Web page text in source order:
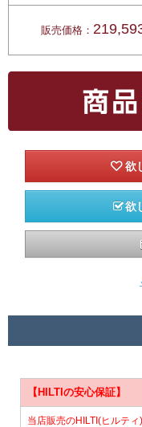
販売価格：
欲
【HILTIの安心保証】
当店販売のHILTI(ヒルテ